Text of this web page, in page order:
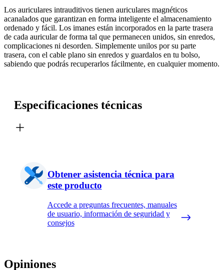
Los auriculares intrauditivos tienen auriculares magnéticos
acanalados que garantizan en forma inteligente el almacenamiento
ordenado y fácil. Los imanes están incorporados en la parte trasera
de cada auricular de forma tal que permanecen unidos, sin enredos,
complicaciones ni desorden. Simplemente unilos por su parte
trasera, con el cable plano sin enredos y guardalos en tu bolso,
sabiendo que podrás recuperarlos fácilmente, en cualquier momento.
Especificaciones técnicas
Obtener asistencia técnica para
este producto
Accede a preguntas frecuentes, manuales
de usuario, información de seguridad y
consejos
Opiniones